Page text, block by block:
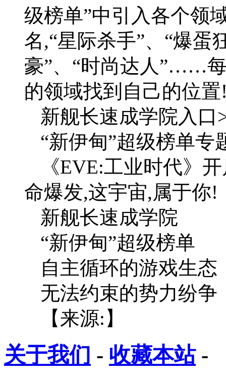
级榜单”中引入各个领
名,“星际杀手”、“爆蛋
豪”、“时尚达人”……
的领域找到自己的位
新舰长速成学院入口
“新伊甸”超级榜单专
《EVE:工业时代》
命爆发,这宇宙,属于你!
新舰长速成学院
“新伊甸”超级榜单
自主循环的游戏生态
无法约束的势力纷争
【来源:】
关于我们 - 收藏本站-